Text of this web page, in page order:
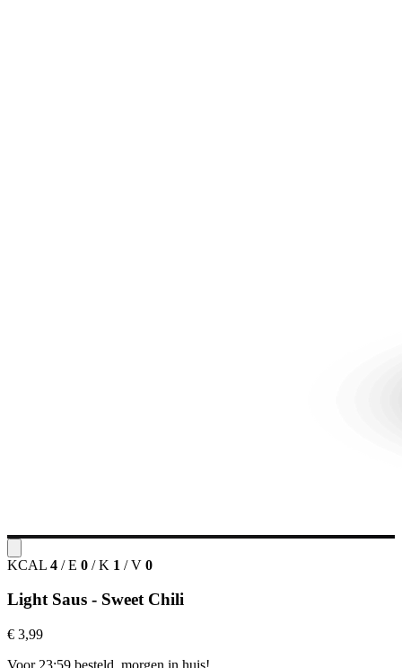
KCAL 4 / E 0 / K 1 / V 0
Light Saus - Sweet Chili
€ 3,99
Voor 23:59 besteld, morgen in huis!